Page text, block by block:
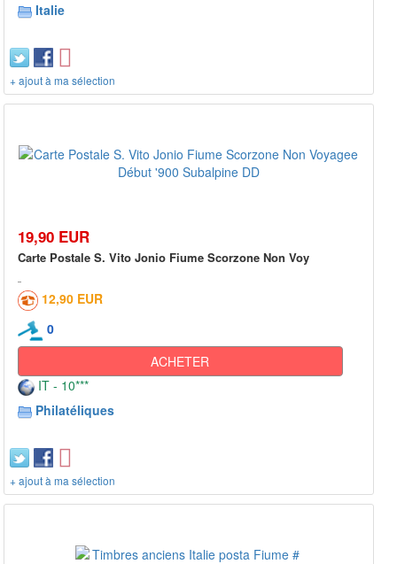
Italie
+ ajout à ma sélection
19,90 EUR
Carte Postale S. Vito Jonio Fiume Scorzone Non Voy
12,90 EUR
0
ACHETER
IT - 10***
Philatéliques
+ ajout à ma sélection